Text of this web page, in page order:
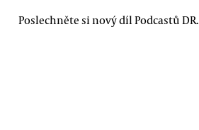
Poslechněte si nový díl Podcastů DR.